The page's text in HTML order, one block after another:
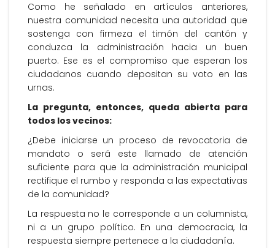
Como he señalado en artículos anteriores,
nuestra comunidad necesita una autoridad que
sostenga con firmeza el timón del cantón y
conduzca la administración hacia un buen
puerto. Ese es el compromiso que esperan los
ciudadanos cuando depositan su voto en las
urnas.
La pregunta, entonces, queda abierta para
todos los vecinos:
¿Debe iniciarse un proceso de revocatoria de
mandato o será este llamado de atención
suficiente para que la administración municipal
rectifique el rumbo y responda a las expectativas
de la comunidad?
La respuesta no le corresponde a un columnista,
ni a un grupo político. En una democracia, la
respuesta siempre pertenece a la ciudadanía.